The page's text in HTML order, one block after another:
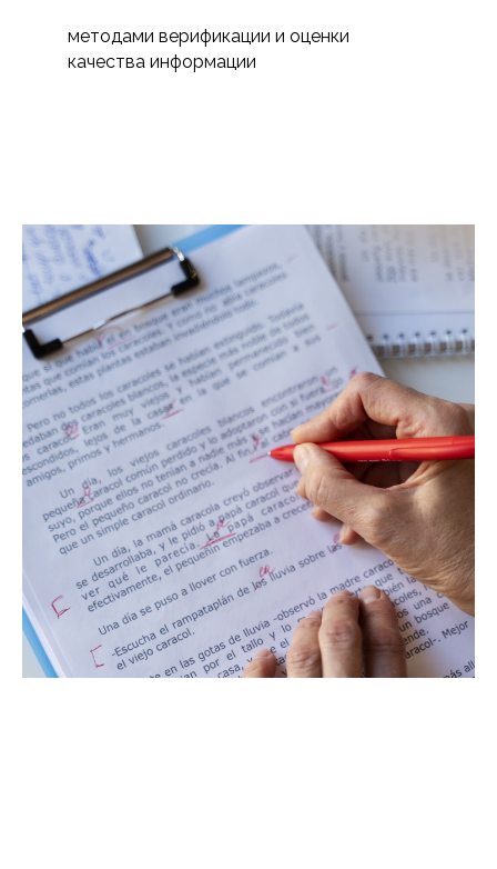
методами верификации и оценки
качества информации